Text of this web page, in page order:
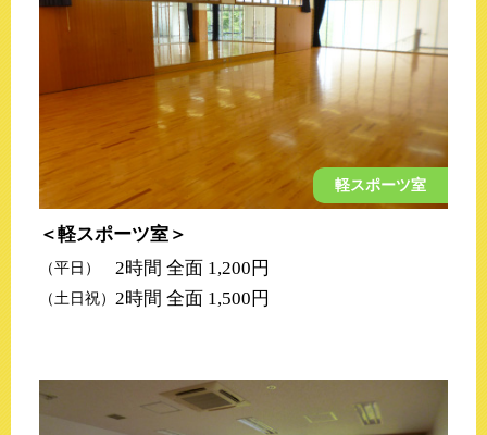
軽スポーツ室
軽スポーツ室
（平日） 2時間 全面 1,200円
（土日祝） 2時間 全面 1,500円